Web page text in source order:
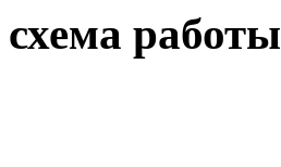
схема работы